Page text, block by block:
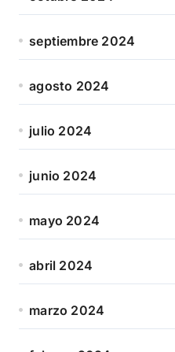
septiembre 2024
agosto 2024
julio 2024
junio 2024
mayo 2024
abril 2024
marzo 2024